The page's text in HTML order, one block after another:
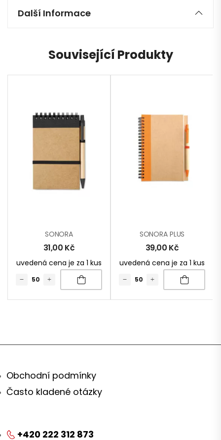
Další Informace
Související Produkty
SONORA
31,00 Kč
uvedená cena je za 1 kus
SONORA PLUS
39,00 Kč
uvedená cena je za 1 kus
Obchodní podmínky
Často kladené otázky
+420 222 312 873